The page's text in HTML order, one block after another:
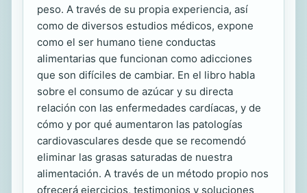
peso. A través de su propia experiencia, así
como de diversos estudios médicos, expone
como el ser humano tiene conductas
alimentarias que funcionan como adicciones
que son difíciles de cambiar. En el libro habla
sobre el consumo de azúcar y su directa
relación con las enfermedades cardíacas, y de
cómo y por qué aumentaron las patologías
cardiovasculares desde que se recomendó
eliminar las grasas saturadas de nuestra
alimentación. A través de un método propio nos
ofrecerá ejercicios, testimonios y soluciones